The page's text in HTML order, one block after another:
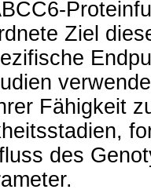
Ziel
Fähigkeit
des